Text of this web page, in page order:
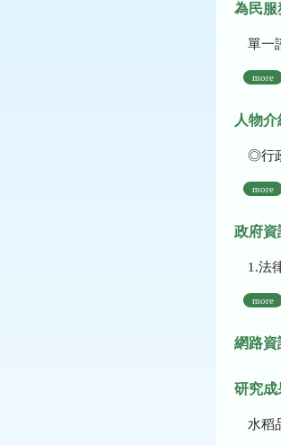
為民服
單一
more
人物介
◎行
more
政府資
1.法律、
more
網路資
研究成
水稻